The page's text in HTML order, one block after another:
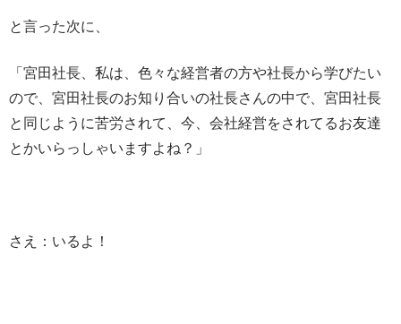
と言った次に、
「宮田社長、私は、色々な経営者の方や社長から学びたい
ので、宮田社長のお知り合いの社長さんの中で、宮田社長
と同じように苦労されて、今、会社経営をされてるお友達
とかいらっしゃいますよね？」
さえ：いるよ！